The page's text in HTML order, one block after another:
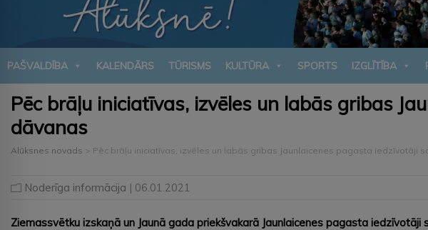
PAŠVALDĪBA KALENDĀRS TŪRISMS KULTŪRA SPORTS IZGLĪTĪBA
Pēc brāļu iniciatīvas, izvēles un labās gribas
dāvanas
Alūksnes novads > Pēc brāļu iniciatīvas, izvēles un labās gribas Jaunlaicenes pagasta iedzīvotāji
Noderīga informācija | 06.01.2021
Ziemassvētku izskaņā un Jaunā gada priekšvakarā Jaunlaicenes pagasta iedzīvotāji